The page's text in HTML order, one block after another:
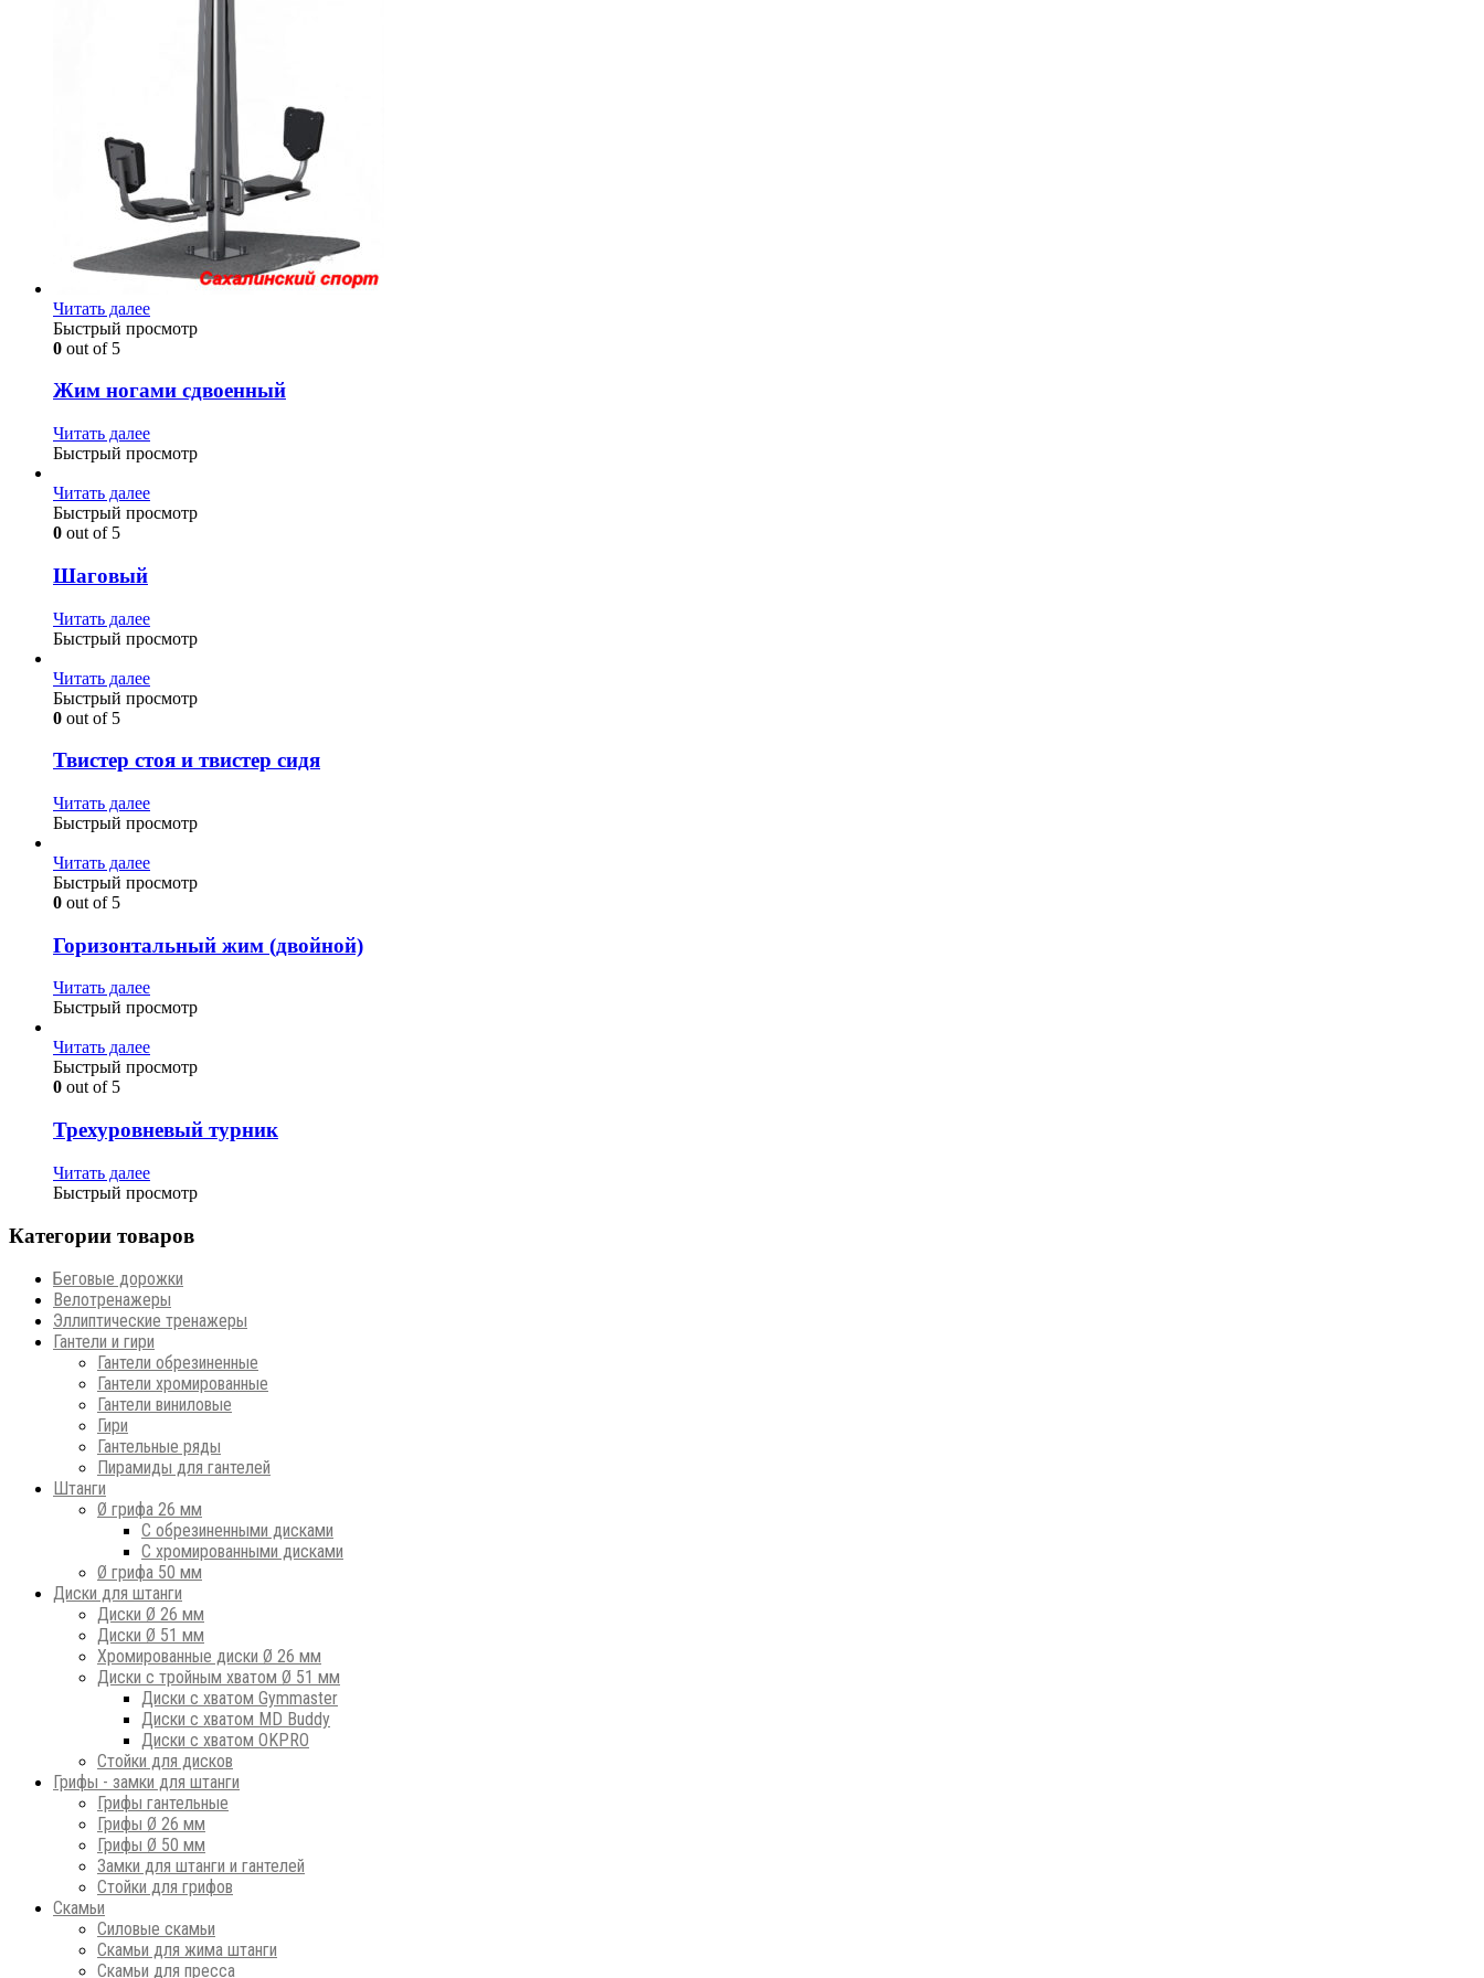
Читать далее
Быстрый просмотр
0 out of 5
Жим ногами сдвоенный
Читать далее
Быстрый просмотр
Читать далее
Быстрый просмотр
0 out of 5
Шаговый
Читать далее
Быстрый просмотр
Читать далее
Быстрый просмотр
0 out of 5
Твистер стоя и твистер сидя
Читать далее
Быстрый просмотр
Читать далее
Быстрый просмотр
0 out of 5
Горизонтальный жим (двойной)
Читать далее
Быстрый просмотр
Читать далее
Быстрый просмотр
0 out of 5
Трехуровневый турник
Читать далее
Быстрый просмотр
Категории товаров
Беговые дорожки
Велотренажеры
Эллиптические тренажеры
Гантели и гири
Гантели обрезиненные
Гантели хромированные
Гантели виниловые
Гири
Гантельные ряды
Пирамиды для гантелей
Штанги
Ø грифа 26 мм
С обрезиненными дисками
С хромированными дисками
Ø грифа 50 мм
Диски для штанги
Диски Ø 26 мм
Диски Ø 51 мм
Хромированные диски Ø 26 мм
Диски с тройным хватом Ø 51 мм
Диски с хватом Gymmaster
Диски с хватом MD Buddy
Диски с хватом OKPRO
Стойки для дисков
Грифы - замки для штанги
Грифы гантельные
Грифы Ø 26 мм
Грифы Ø 50 мм
Замки для штанги и гантелей
Стойки для грифов
Скамьи
Силовые скамьи
Скамьи для жима штанги
Скамьи для пресса